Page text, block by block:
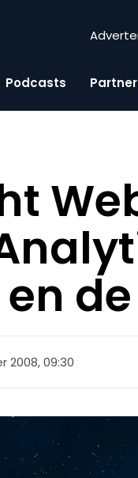
Podcasts
2008, 09:30